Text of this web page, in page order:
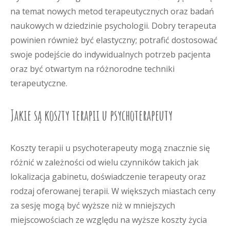
na temat nowych metod terapeutycznych oraz badań
naukowych w dziedzinie psychologii. Dobry terapeuta
powinien również być elastyczny; potrafić dostosować
swoje podejście do indywidualnych potrzeb pacjenta
oraz być otwartym na różnorodne techniki
terapeutyczne.
Jakie są koszty terapii u psychoterapeuty
Koszty terapii u psychoterapeuty mogą znacznie się
różnić w zależności od wielu czynników takich jak
lokalizacja gabinetu, doświadczenie terapeuty oraz
rodzaj oferowanej terapii. W większych miastach ceny
za sesję mogą być wyższe niż w mniejszych
miejscowościach ze względu na wyższe koszty życia